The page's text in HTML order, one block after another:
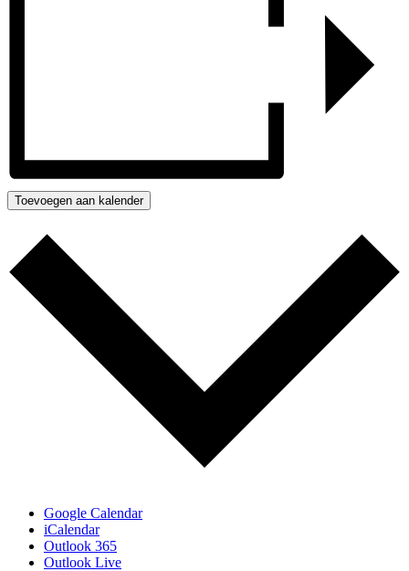
Toevoegen aan kalender
Google Calendar
iCalendar
Outlook 365
Outlook Live